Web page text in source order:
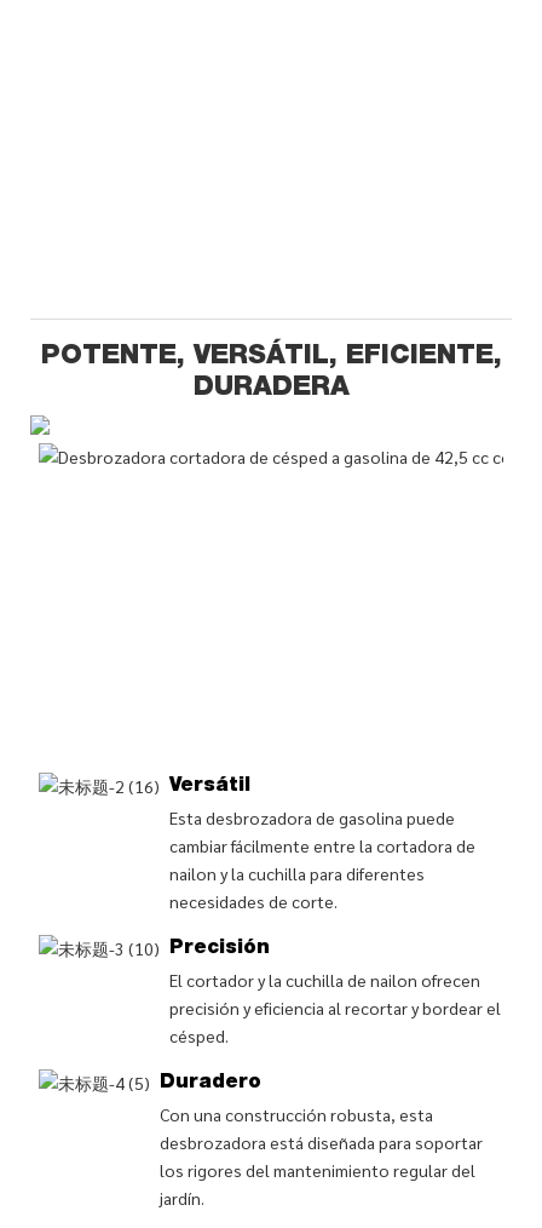
POTENTE, VERSÁTIL, EFICIENTE,
DURADERA
Versátil
Esta desbrozadora de gasolina puede
cambiar fácilmente entre la cortadora de
nailon y la cuchilla para diferentes
necesidades de corte.
Precisión
El cortador y la cuchilla de nailon ofrecen
precisión y eficiencia al recortar y bordear el
césped.
Duradero
Con una construcción robusta, esta
desbrozadora está diseñada para soportar
los rigores del mantenimiento regular del
jardín.